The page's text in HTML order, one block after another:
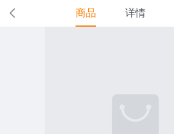
商品 详情